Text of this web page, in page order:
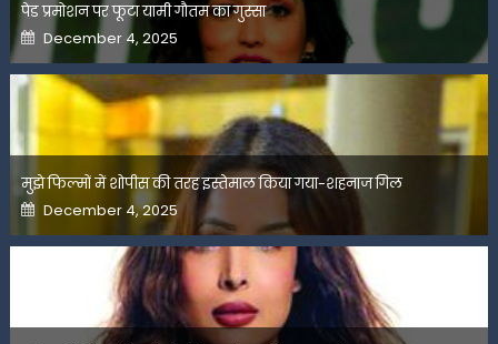
पेड प्रमोशन पर फूटा यामी गौतम का गुस्सा
Posted
on
December 4, 2025
मुझे फिल्मों में शोपीस की तरह इस्तेमाल किया गया-शहनाज गिल
Posted
on
December 4, 2025